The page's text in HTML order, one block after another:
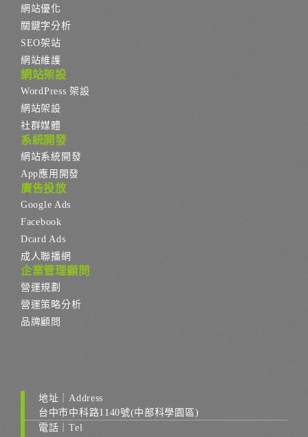
網站優化
關鍵字分析
SEO架站
網站維護
網站架設
WordPress 架設
網站架設
社群媒體
系統開發
網站系統開發
App應用開發
廣告投放
Google Ads
Facebook
Dcard Ads
成人聯播網
企業管理顧問
營運規劃
營運策略分析
品牌顧問
地址｜Address
台中市中科路1140號(中部科學園區)
電話｜Tel